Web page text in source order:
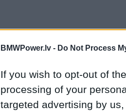
BMWPower.lv - Do Not Process
If you wish to opt-out of
processing of your
targeted advertising by